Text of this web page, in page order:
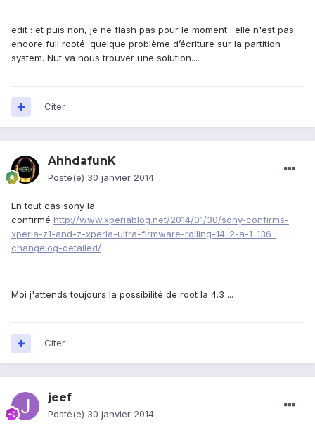
edit : et puis non, je ne flash pas pour le moment : elle n'est pas
encore full rooté. quelque problème d’écriture sur la partition
system. Nut va nous trouver une solution....
Citer
AhhdafunK
Posté(e) 30 janvier 2014
En tout cas sony la
confirmé http://www.xperiablog.net/2014/01/30/sony-confirms-
xperia-z1-and-z-xperia-ultra-firmware-rolling-14-2-a-1-136-
changelog-detailed/
Moi j'attends toujours la possibilité de root la 4.3 ...
Citer
jeef
Posté(e) 30 janvier 2014